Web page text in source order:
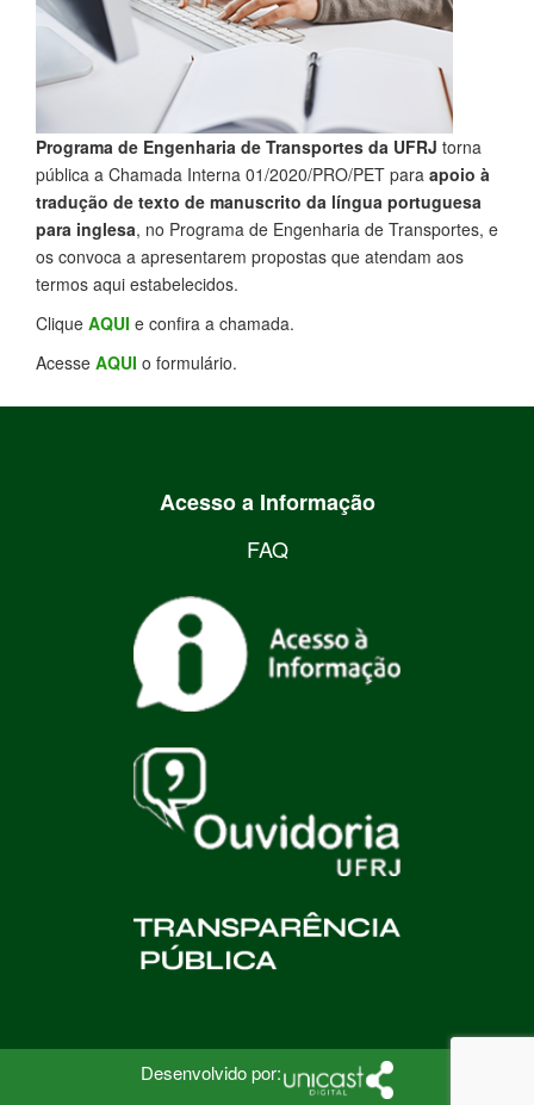
Programa de Engenharia de Transportes da UFRJ torna
pública a Chamada Interna 01/2020/PRO/PET para apoio à
tradução de texto de manuscrito da língua portuguesa
para inglesa, no Programa de Engenharia de Transportes, e
os convoca a apresentarem propostas que atendam aos
termos aqui estabelecidos.
Clique AQUI e confira a chamada.
Acesse AQUI o formulário.
Acesso a Informação
FAQ
Desenvolvido por: